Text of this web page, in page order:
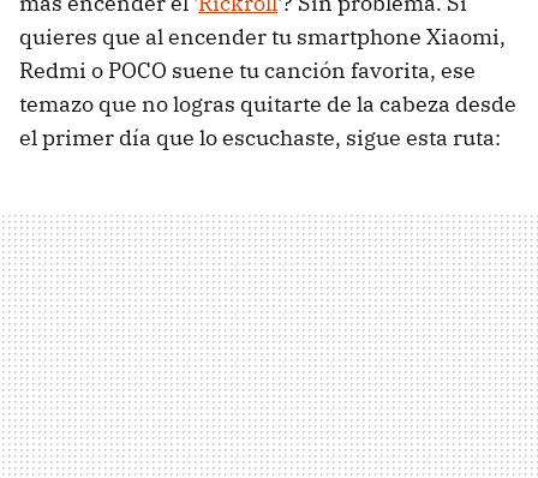
quieres que al encender tu smartphone Xiaomi,
Redmi o POCO suene tu canción favorita, ese
temazo que no logras quitarte de la cabeza desde
el primer día que lo escuchaste, sigue esta ruta: